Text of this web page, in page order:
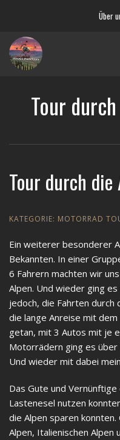
Über
Tour
Tour durch die
KATEGORIE: MOTORRAD
Ein weiterer besonderer
Bekannten. In einer
6 Fahrern machten wir
Alpen. Und wieder ging
jedoch, die Fahrten durch
die lange Anreise mit
getan, mit 3 Autos mit je
Motorrädern ging es über
Und wieder mit dabei
Das Gute und
Lastenesel nutzen
die Alpen sparen
Alpen, Italienischen Alpen